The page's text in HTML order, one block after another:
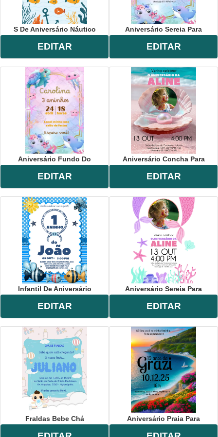
S De Aniversário Náutico
EDITAR
Aniversário Sereia Para
EDITAR
Aniversário Fundo Do
EDITAR
Aniversário Concha Para
EDITAR
Infantil De Aniversário
EDITAR
Aniversário Sereia Para
EDITAR
Fraldas Bebe Chá Aniversário Praia Para